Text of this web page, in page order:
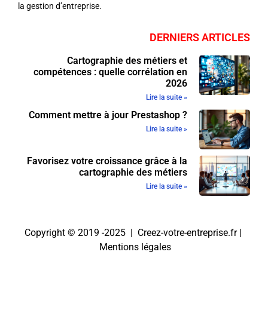
la gestion d’entreprise.
DERNIERS ARTICLES
Cartographie des métiers et
compétences : quelle corrélation en
2026
Lire la suite »
Comment mettre à jour Prestashop ?
Lire la suite »
Favorisez votre croissance grâce à la
cartographie des métiers
Lire la suite »
Copyright © 2019 -2025 | Creez-votre-entreprise.fr |
Mentions légales